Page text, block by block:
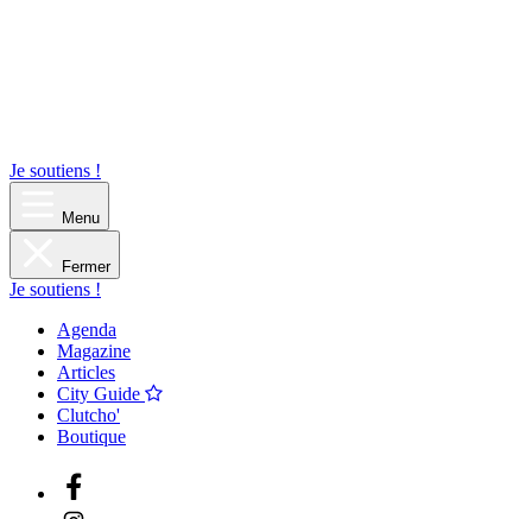
Je soutiens !
Menu
Fermer
Je soutiens !
Agenda
Magazine
Articles
City Guide
Clutcho'
Boutique